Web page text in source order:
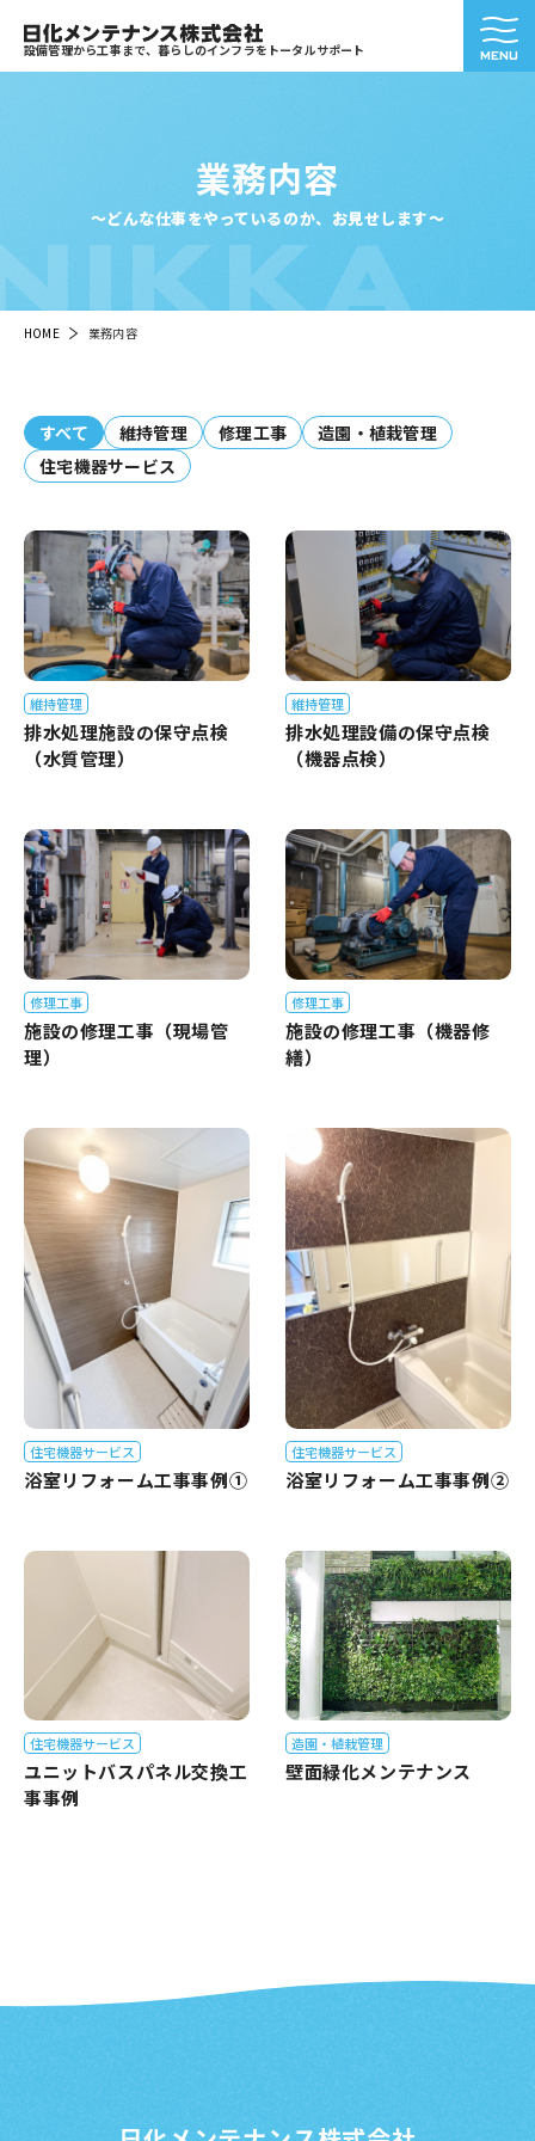
設備管理から工事まで、暮らしのインフラをトータルサポート
業務内容
～どんな仕事をやっているのか、お見せします～
HOME 業務内容
すべて 維持管理 修理工事
造園・植栽管理
住宅機器サービス
維持管理
排水処理施設の保守点検
（水質管理）
維持管理
排水処理設備の保守点検
（機器点検）
修理工事
施設の修理工事（現場管
理）
修理工事
施設の修理工事（機器修
繕）
住宅機器サービス
浴室リフォーム工事事例①
住宅機器サービス
浴室リフォーム工事事例②
住宅機器サービス
ユニットバスパネル交換工
事事例
造園・植栽管理
壁面緑化メンテナンス